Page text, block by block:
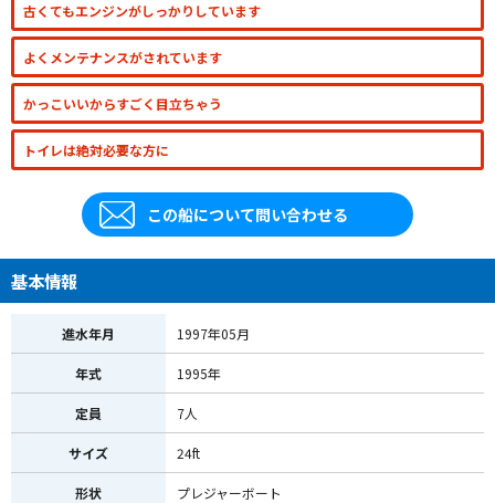
古くてもエンジンがしっかりしています
よくメンテナンスがされています
かっこいいからすごく目立ちゃう
トイレは絶対必要な方に
この船について問い合わせる
基本情報
進水年月 1997年05月
年式 1995年
定員 7人
サイズ 24ft
形状 プレジャーボート